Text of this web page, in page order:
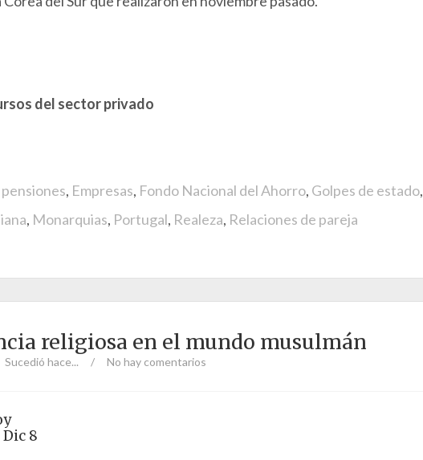
del sector privado
, Empresas, Fondo Nacional del Ahorro, Golpes de estado,
, Monarquias, Portugal, Realeza, Relaciones de pareja
religiosa en el mundo musulmán
Sucedió hace... / No hay comentarios
8